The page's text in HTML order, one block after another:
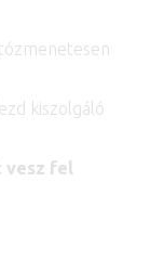
kiszolgáló
vesz fel